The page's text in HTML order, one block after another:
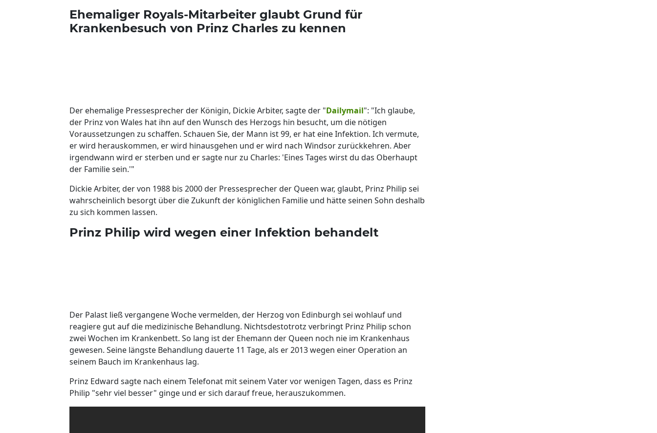
Ehemaliger Royals-Mitarbeiter glaubt Grund für
Krankenbesuch von Prinz Charles zu kennen
Der ehemalige Pressesprecher der Königin, Dickie Arbiter, sagte der "Dailymail": "Ich glaube,
der Prinz von Wales hat ihn auf den Wunsch des Herzogs hin besucht, um die nötigen
Voraussetzungen zu schaffen. Schauen Sie, der Mann ist 99, er hat eine Infektion. Ich vermute,
er wird herauskommen, er wird hinausgehen und er wird nach Windsor zurückkehren. Aber
irgendwann wird er sterben und er sagte nur zu Charles: 'Eines Tages wirst du das Oberhaupt
der Familie sein.'"
Dickie Arbiter, der von 1988 bis 2000 der Pressesprecher der Queen war, glaubt, Prinz Philip sei
wahrscheinlich besorgt über die Zukunft der königlichen Familie und hätte seinen Sohn deshalb
zu sich kommen lassen.
Prinz Philip wird wegen einer Infektion behandelt
Der Palast ließ vergangene Woche vermelden, der Herzog von Edinburgh sei wohlauf und
reagiere gut auf die medizinische Behandlung. Nichtsdestotrotz verbringt Prinz Philip schon
zwei Wochen im Krankenbett. So lang ist der Ehemann der Queen noch nie im Krankenhaus
gewesen. Seine längste Behandlung dauerte 11 Tage, als er 2013 wegen einer Operation an
seinem Bauch im Krankenhaus lag.
Prinz Edward sagte nach einem Telefonat mit seinem Vater vor wenigen Tagen, dass es Prinz
Philip "sehr viel besser" ginge und er sich darauf freue, herauszukommen.